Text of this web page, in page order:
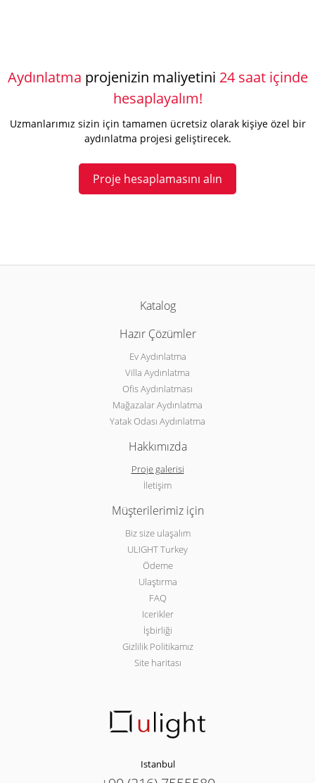
Aydınlatma projenizin maliyetini 24 saat içinde
hesaplayalım!
Uzmanlarımız sizin için tamamen ücretsiz olarak kişiye özel bir
aydınlatma projesi geliştirecek.
Proje hesaplamasını alın
Katalog
Hazır Çözümler
Ev Aydınlatma
Villa Aydınlatma
Ofis Aydınlatması
Mağazalar Aydınlatma
Yatak Odası Aydınlatma
Hakkımızda
Proje galerisi
İletişim
Müşterilerimiz için
Biz size ulaşalım
ULIGHT Turkey
Ödeme
Ulaştırma
FAQ
Icerikler
İşbirliği
Gizlilik Politikamız
Site haritası
Istanbul